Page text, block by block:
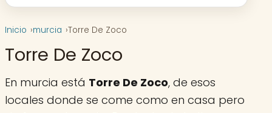
Inicio murcia Torre De Zoco
Torre De Zoco
En murcia está Torre De Zoco, de esos
locales donde se come como en casa pero